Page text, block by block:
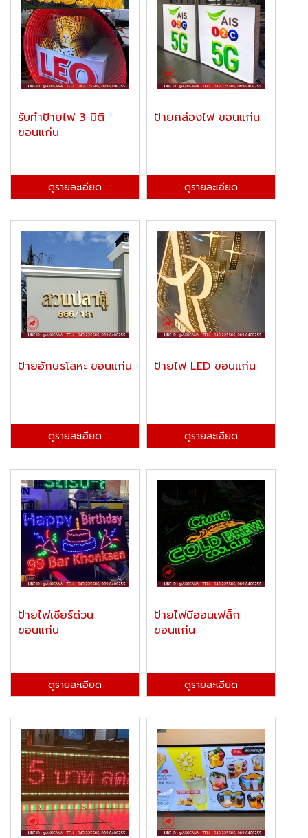
รับทำป้ายไฟ 3 มิติ
ขอนแก่น
ดูรายละเอียด
ป้ายกล่องไฟ ขอนแก่น
ดูรายละเอียด
ป้ายอักษรโลหะ ขอนแก่น
ดูรายละเอียด
ป้ายไฟ LED ขอนแก่น
ดูรายละเอียด
ป้ายไฟเชียร์ด่วน
ขอนแก่น
ดูรายละเอียด
ป้ายไฟนีออนเฟล็ก
ขอนแก่น
ดูรายละเอียด